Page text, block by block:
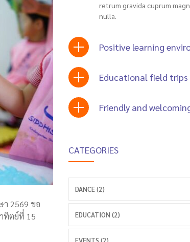
2569 ขอ
ทิตย์ที่ 15
retrum gravida cuprum
nulla.
Positive learning
Educational field trips
Friendly and
CATEGORIES
DANCE (2)
EDUCATION (2)
EVENTS (2)